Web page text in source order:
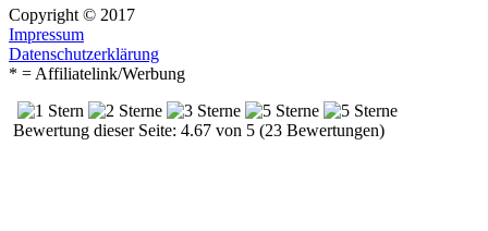
Copyright © 2017
Impressum
Datenschutzerklärung
* = Affiliatelink/Werbung
Bewertung dieser Seite: 4.67 von 5 (23 Bewertungen)